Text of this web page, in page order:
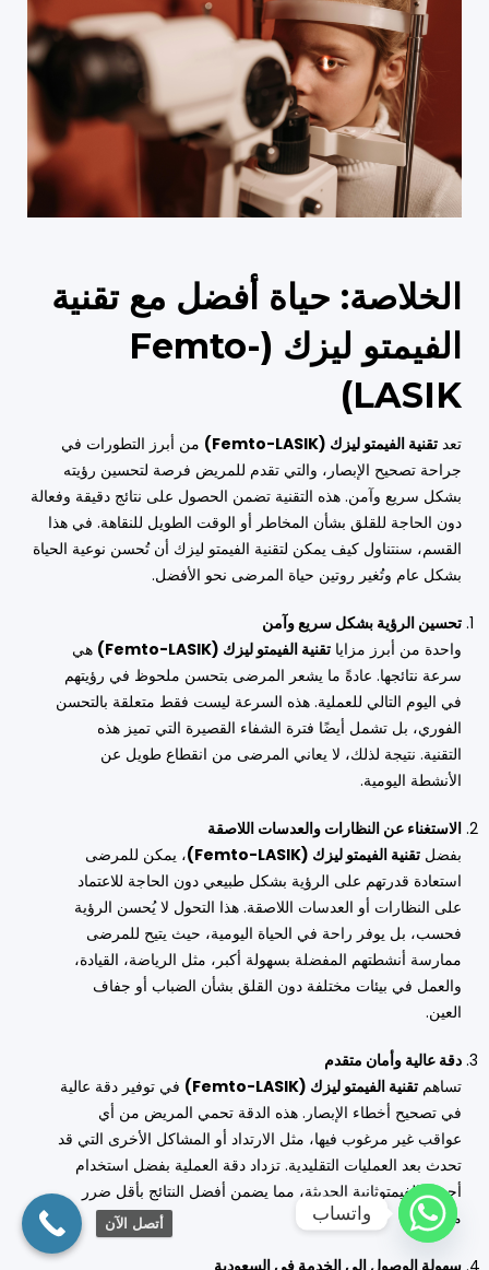
الخلاصة: حياة أفضل مع تقنية
الفيمتو ليزك (Femto-
LASIK)
تعد تقنية الفيمتو ليزك (Femto-LASIK)
من أبرز التطورات في
جراحة تصحيح الإبصار، والتي تقدم للمريض فرصة لتحسين رؤيته
بشكل سريع وآمن. هذه التقنية تضمن الحصول على نتائج دقيقة وفعالة
دون الحاجة للقلق بشأن المخاطر أو الوقت الطويل للنقاهة. في هذا
القسم، سنتناول كيف يمكن لتقنية الفيمتو ليزك أن تُحسن نوعية الحياة
بشكل عام وتُغير روتين حياة المرضى نحو الأفضل.
تحسين الرؤية بشكل سريع وآمن
واحدة من أبرز مزايا تقنية الفيمتو ليزك (Femto-LASIK)
هي
سرعة نتائجها. عادةً ما يشعر المرضى بتحسن ملحوظ في رؤيتهم
في اليوم التالي للعملية. هذه السرعة ليست فقط متعلقة بالتحسن
الفوري، بل تشمل أيضًا فترة الشفاء القصيرة التي تميز هذه
التقنية. نتيجة لذلك، لا يعاني المرضى من انقطاع طويل عن
الأنشطة اليومية.
الاستغناء عن النظارات والعدسات اللاصقة
بفضل تقنية الفيمتو ليزك (Femto-LASIK)
، يمكن للمرضى
استعادة قدرتهم على الرؤية بشكل طبيعي دون الحاجة للاعتماد
على النظارات أو العدسات اللاصقة. هذا التحول لا يُحسن الرؤية
فحسب، بل يوفر راحة في الحياة اليومية، حيث يتيح للمرضى
ممارسة أنشطتهم المفضلة بسهولة أكبر، مثل الرياضة، القيادة،
والعمل في بيئات مختلفة دون القلق بشأن الضباب أو جفاف
العين.
دقة عالية وأمان متقدم
تساهم تقنية الفيمتو ليزك (Femto-LASIK)
في توفير دقة عالية
في تصحيح أخطاء الإبصار. هذه الدقة تحمي المريض من أي
عواقب غير مرغوب فيها، مثل الارتداد أو المشاكل الأخرى التي قد
تحدث بعد العمليات التقليدية. تزداد دقة العملية بفضل استخدام
أجهزة الفيمتوثانية الحديثة، مما يضمن أفضل النتائج بأقل ضرر
محتمل.
سهولة الوصول إلى الخدمة في السعودية
أتصل الآن واتساب